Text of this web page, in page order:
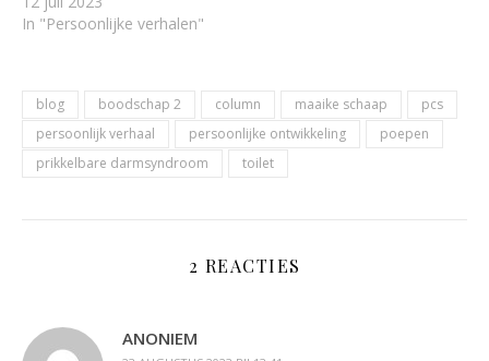
In "Persoonlijke verhalen"
blog boodschap 2 column maaike schaap
pcs
persoonlijk verhaal
persoonlijke ontwikkeling
poepen
prikkelbare darmsyndroom
toilet
2 REACTIES
ANONIEM